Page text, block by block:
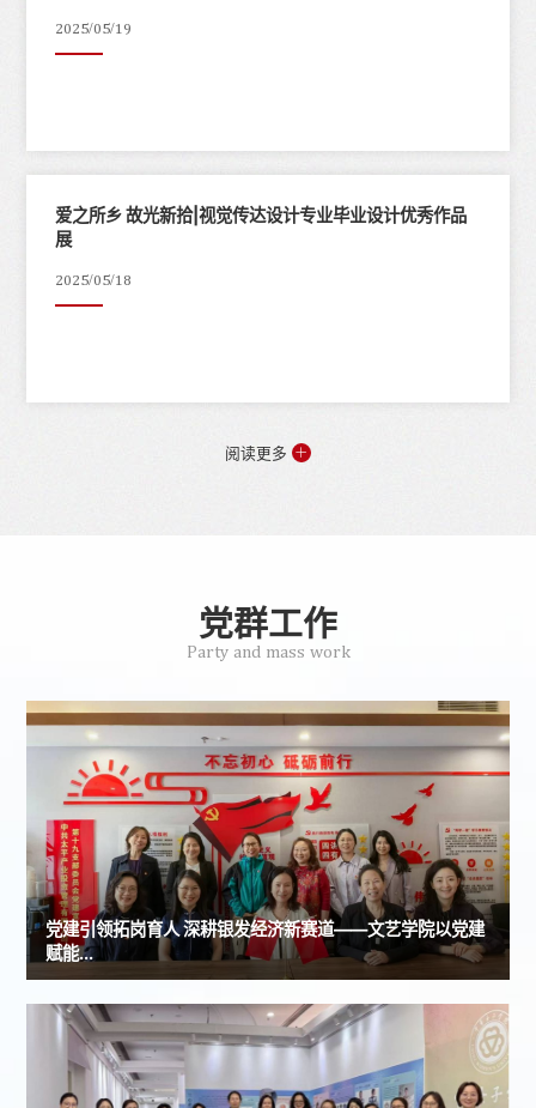
2025/05/19
爱之所乡 故光新拾|视觉传达设计专业毕业设计优秀作品
展
2025/05/18
阅读更多
党群工作
Party and mass work
党建引领拓岗育人 深耕银发经济新赛道——文艺学院以党建
赋能...